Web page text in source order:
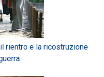
rientro e la ricostruzione